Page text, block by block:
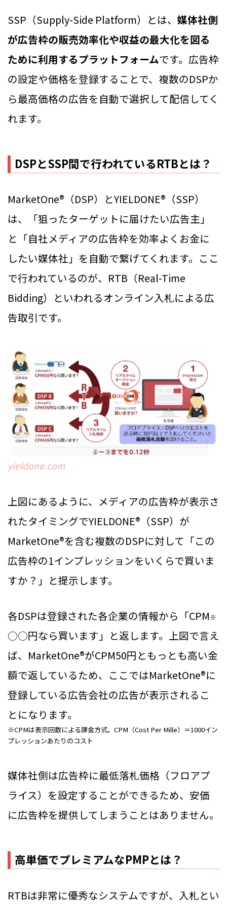
SSP（Supply-Side Platform）とは、 媒体社側
が広告枠の販売効率化や収益の最大化を図る
ために利用するプラットフォームです。広告枠
の設定や価格を登録することで、複数のDSPか
ら最高価格の広告を自動で選択して配信してく
れます。
DSPとSSP間で行われているRTBとは？
MarketOne®（DSP）とYIELDONE®（SSP）
は、「狙ったターゲットに届けたい広告主」
と「自社メディアの広告枠を効率よくお金に
したい媒体社」を自動で繋げてくれます。ここ
で行われているのが、RTB（Real-Time
Bidding）といわれるオンライン入札による広
告取引です。
yieldone.com
上図にあるように、メディアの広告枠が表示さ
れたタイミングでYIELDONE®（SSP）が
MarketOne®を含む複数のDSPに対して「この
広告枠の1インプレッションをいくらで買いま
すか？」と提示します。
各DSPは登録された各企業の情報から「CPM ※
○○円なら買います」と返します。上図で言え
ば、MarketOne®がCPM50円ともっとも高い金
額で返しているため、ここではMarketOne®に
登録している広告会社の広告が表示されるこ
とになります。
※CPMは表示回数による課金方式。CPM（Cost Per Mille）＝1000イン
プレッションあたりのコスト
媒体社側は広告枠に最低落札価格（フロアプ
ライス）を設定することができるため、安価
に広告枠を提供してしまうことはありません。
高単価でプレミアムなPMPとは？
RTBは非常に優秀なシステムですが、入札とい